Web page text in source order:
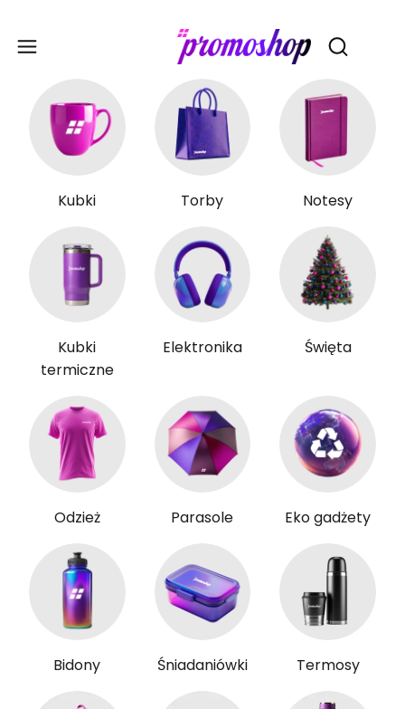
Otwórz
Kubki Torby Notesy
Kubki
termiczne
Elektronika Święta
Odzież Parasole Eko gadżety
Bidony Śniadaniówki Termosy